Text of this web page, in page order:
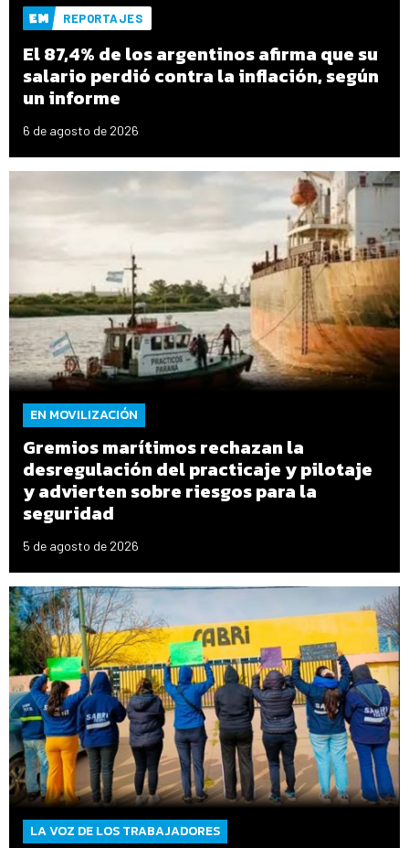
REPORTAJES
El 87,4% de los argentinos afirma que su
salario perdió contra la inflación, según
un informe
6 de agosto de 2026
EN MOVILIZACIÓN
Gremios marítimos rechazan la
desregulación del practicaje y pilotaje
y advierten sobre riesgos para la
seguridad
5 de agosto de 2026
LA VOZ DE LOS TRABAJADORES